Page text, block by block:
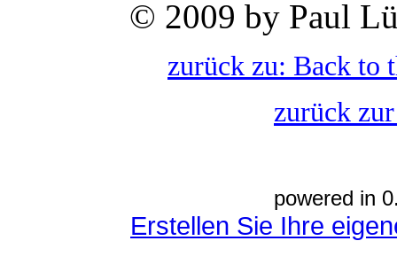
© 2009 by Paul
zurück zu: Back to
zurück
powered in
Erstellen Sie Ihre